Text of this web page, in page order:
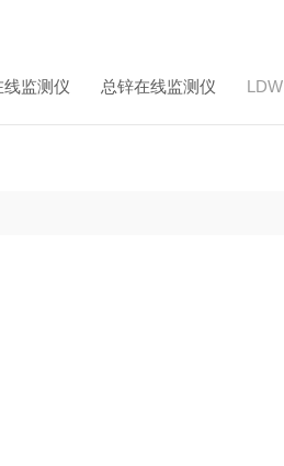
监测仪 总锌在线监测仪 LDW220吉林总锌在线检测仪